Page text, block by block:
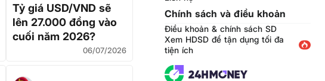
Tỷ giá USD/VND sẽ
lên 27.000 đồng vào
cuối năm 2026?
06/07/2026
Chính sách và điều khoản
Điều khoản & chính sách SD
Xem HDSD để tận dụng tối đa
tiện ích